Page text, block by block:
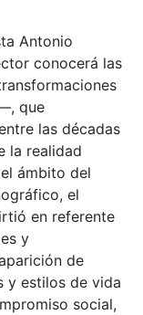
Antonio
conocerá las
que
las décadas
la realidad
ámbito del
el
en referente
y
de
y estilos de vida
social,